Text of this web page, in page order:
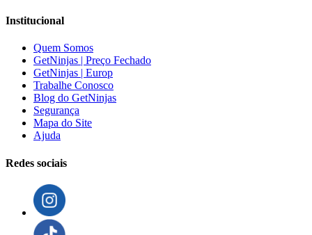
Institucional
Quem Somos
GetNinjas | Preço Fechado
GetNinjas | Europ
Trabalhe Conosco
Blog do GetNinjas
Segurança
Mapa do Site
Ajuda
Redes sociais